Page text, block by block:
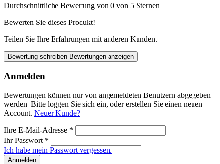
Durchschnittliche Bewertung von 0 von 5 Sternen
Bewerten Sie dieses Produkt!
Teilen Sie Ihre Erfahrungen mit anderen Kunden.
Bewertung schreiben Bewertungen anzeigen
Anmelden
Bewertungen können nur von angemeldeten Benutzern abgegeben
werden. Bitte loggen Sie sich ein, oder erstellen Sie einen neuen
Account. Neuer Kunde?
Ihre E-Mail-Adresse *
Ihr Passwort *
Ich habe mein Passwort vergessen.
Anmelden